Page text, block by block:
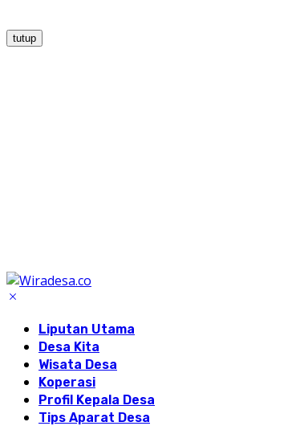
tutup
Liputan Utama
Desa Kita
Wisata Desa
Koperasi
Profil Kepala Desa
Tips Aparat Desa